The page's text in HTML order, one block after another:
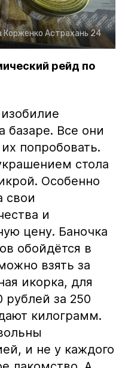
Корженко Астрахань 24
рейд по
базаре. Все они
попробовать.
стола
Особенно
свои
и
цену. Баночка
обойдётся в
взять за
икорка, для
рублей за 250
килограмм.
и не у каждого